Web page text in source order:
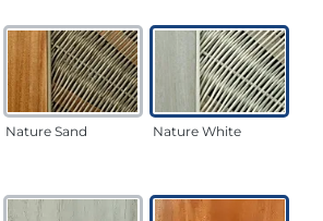
Nature Sand Nature White